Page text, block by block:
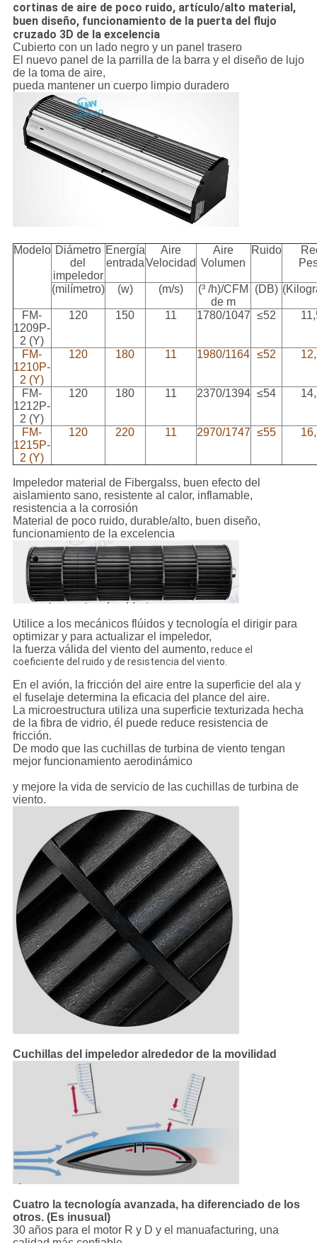
cortinas de aire de poco ruido, artículo/alto material,
buen diseño, funcionamiento de la puerta del flujo
cruzado 3D de la excelencia
Cubierto con un lado negro y un panel trasero
El nuevo panel de la parrilla de la barra y el diseño de lujo
de la toma de aire,
pueda mantener un cuerpo limpio duradero
Modelo Diámetro
del
impeledor
Energía
entrada
Aire
Velocidad
Aire
Volumen
Ruido
(milímetro) (w) (m/s)
(³ /h)/CFM
de m
(DB)
FM-
1209P-
2 (Y)
120 150 11 1780/1047 ≤52
FM-
1210P-
2 (Y)
120 180 11 1980/1164 ≤52
FM-
1212P-
2 (Y)
120 180 11 2370/1394 ≤54
FM-
1215P-
2 (Y)
120 220 11 2970/1747 ≤55
Impeledor material de Fibergalss, buen efecto del
aislamiento sano, resistente al calor, inflamable,
resistencia a la corrosión
Material de poco ruido, durable/alto, buen diseño,
funcionamiento de la excelencia
Utilice a los mecánicos flúidos y tecnología el dirigir para
optimizar y para actualizar el impeledor,
la fuerza válida del viento del aumento, reduce el
coeficiente del ruido y de resistencia del viento.
En el avión, la fricción del aire entre la superficie del ala y
el fuselaje determina la eficacia del plance del aire.
La microestructura utiliza una superficie texturizada hecha
de la fibra de vidrio, él puede reduce resistencia de
fricción.
De modo que las cuchillas de turbina de viento tengan
mejor funcionamiento aerodinámico
y mejore la vida de servicio de las cuchillas de turbina de
viento.
Cuchillas del impeledor alrededor de la movilidad
Cuatro la tecnología avanzada, ha diferenciado de los
otros. (Es inusual)
30 años para el motor R y D y el manuafacturing, una